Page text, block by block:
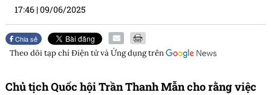
17:46 |09/06/2025
Chia sẻ
Theo dõi tạp chíĐiện tử và Ứng dụngtrên
Chủ tịch Quốc hội Trần Thanh Mẫn cho rằng việc